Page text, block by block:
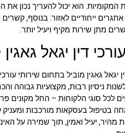
המקומיות. הוא יכול להעריך נכון
ייחודיים לאזור. בנוסף,
מתן שירות מקיף ויעיל יותר.
דין יגאל
יגאל גאגין מוביל בתחום שירותי
ניסיון רבות, מקצועיות
לכל סוגי הלקוחות – החל מקונים
בטיפול בעסקאות מורכבות ומעניק
מהיר, יעיל ואמין, תוך שמירה על